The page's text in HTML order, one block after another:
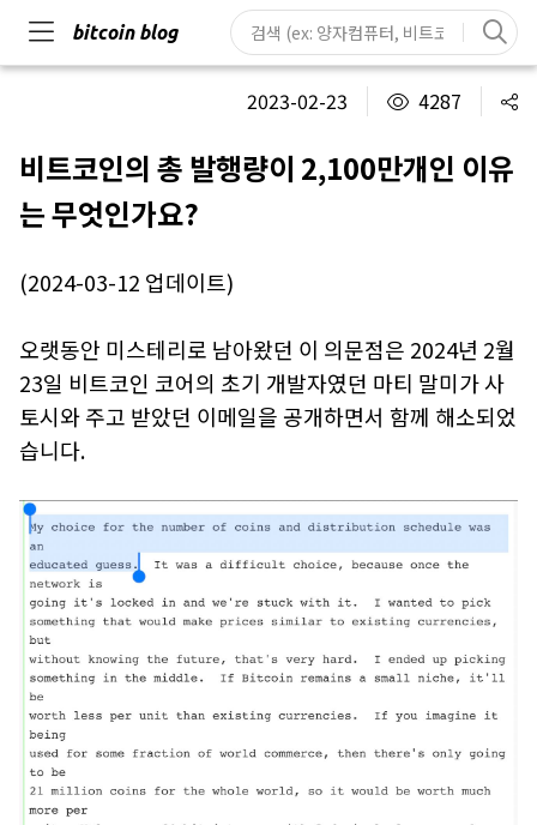
bitcoin blog
#사토시 #지갑
#UTXO
#반감기 #양자컴퓨터 #니모닉 #스캠
#이더리움
#알트코인
#하드포크
#탈중앙화 #오라클
2023-02-23 4287
비트코인의 총 발행량이 2,100만개인 이유
는 무엇인가요?
(2024-03-12 업데이트)
오랫동안 미스테리로 남아왔던 이 의문점은 2024년 2월
23일 비트코인 코어의 초기 개발자였던 마티 말미가 사
토시와 주고 받았던 이메일을 공개하면서 함께 해소되었
습니다.